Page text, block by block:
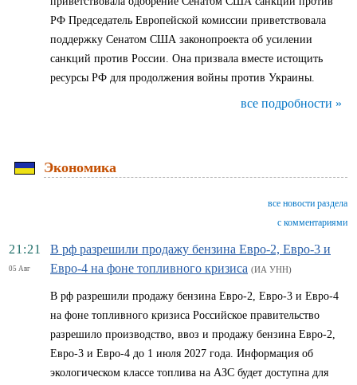
РФ Председатель Европейской комиссии приветствовала
поддержку Сенатом США законопроекта об усилении
санкций против России. Она призвала вместе истощить
ресурсы РФ для продолжения войны против Украины.
все подробности »
Экономика
все новости раздела
с комментариями
21:21
05 Авг
В рф разрешили продажу бензина Евро-2, Евро-3 и
Евро-4 на фоне топливного кризиса (ИА УНН)
В рф разрешили продажу бензина Евро-2, Евро-3 и Евро-4
на фоне топливного кризиса Российское правительство
разрешило производство, ввоз и продажу бензина Евро-2,
Евро-3 и Евро-4 до 1 июля 2027 года. Информация об
экологическом классе топлива на АЗС будет доступна для